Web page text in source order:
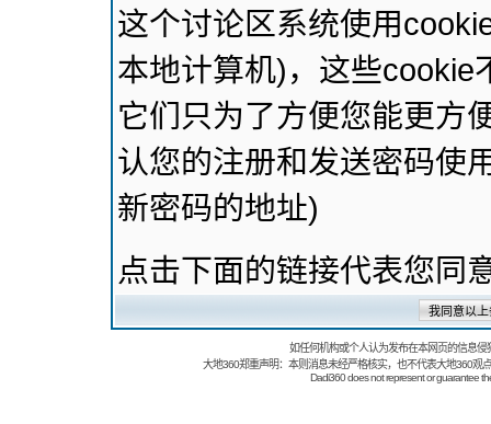
这个讨论区系统使用
本地计算机)，这些cookie
它们只为了方便您能更方
认您的注册和发送密码使
新密码的地址)
点击下面的链接代表您同
如任何机构或个人认为发布在本网页的信息
大地360郑重声明：本则消息未经严格核实，也不代表大地360观
Dadi360 does not represent or guarantee